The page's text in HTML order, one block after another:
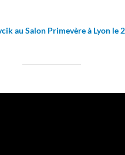
au Salon Primevère à Lyon le